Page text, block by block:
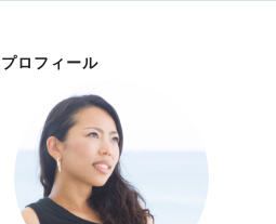
プロフィール